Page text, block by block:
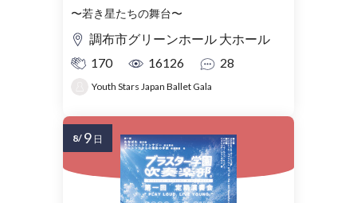
〜若き星たちの舞台〜
調布市グリーンホール 大ホール
170
16126 28
Youth Stars Japan Ballet Gala
8/ 9 日